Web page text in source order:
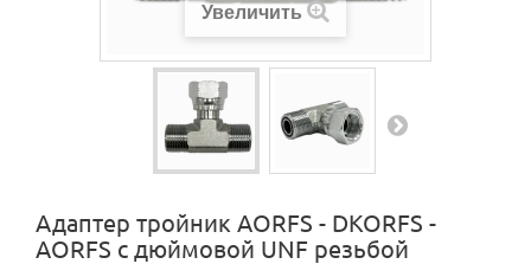
Увеличить
Адаптер тройник AORFS - DKORFS -
AORFS с дюймовой UNF резьбой